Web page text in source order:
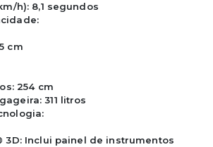
h): 8,1 segundos
cm
254 cm
311 litros
3D: Inclui painel de instrumentos